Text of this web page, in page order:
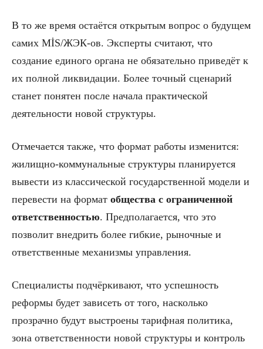
В то же время остаётся открытым вопрос о будущем
самих МİS/ЖЭК-ов. Эксперты считают, что
создание единого органа не обязательно приведёт к
их полной ликвидации. Более точный сценарий
станет понятен после начала практической
деятельности новой структуры.
Отмечается также, что формат работы изменится:
жилищно-коммунальные структуры планируется
вывести из классической государственной модели и
перевести на формат общества с ограниченной
ответственностью. Предполагается, что это
позволит внедрить более гибкие, рыночные и
ответственные механизмы управления.
Специалисты подчёркивают, что успешность
реформы будет зависеть от того, насколько
прозрачно будут выстроены тарифная политика,
зона ответственности новой структуры и контроль